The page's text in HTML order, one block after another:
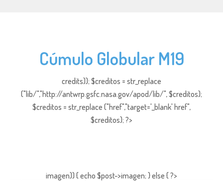
Cúmulo Globular M19
credits)); $creditos = str_replace
("lib/","http://antwrp.gsfc.nasa.gov/apod/lib/", $creditos);
$creditos = str_replace ("href","target='_blank' href",
$creditos); ?>
imagen)) { echo $post->imagen; } else { ?>